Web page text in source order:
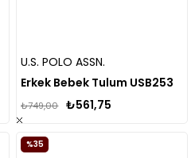
U.S. POLO ASSN.
Erkek Bebek Tulum USB253
₺561,75
₺749,00
%35